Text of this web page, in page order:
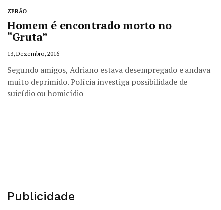
ZERÃO
Homem é encontrado morto no
“Gruta”
13, Dezembro, 2016
Segundo amigos, Adriano estava desempregado e andava
muito deprimido. Polícia investiga possibilidade de
suicídio ou homicídio
Publicidade